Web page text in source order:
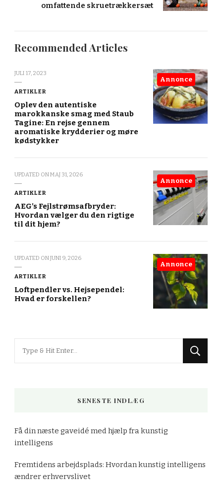
omfattende skruetrækkersæt
Recommended Articles
JULI 17, 2023
ARTIKLER
Oplev den autentiske
marokkanske smag med Staub
Tagine: En rejse gennem
aromatiske krydderier og møre
kødstykker
Annonce
UPDATED ONMAJ 31, 2026
ARTIKLER
AEG’s Fejlstrømsafbryder:
Hvordan vælger du den rigtige
til dit hjem?
Annonce
UPDATED ONJUNI 9, 2026
ARTIKLER
Loftpendler vs. Hejsependel:
Hvad er forskellen?
Annonce
SENESTE INDLÆG
Få din næste gaveidé med hjælp fra kunstig
intelligens
Fremtidens arbejdsplads: Hvordan kunstig intelligens
ændrer erhvervslivet